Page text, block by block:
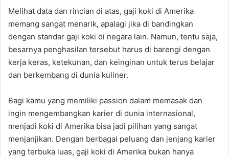
Melihat data dan rincian di atas, gaji koki di Amerika
memang sangat menarik, apalagi jika di bandingkan
dengan standar gaji koki di negara lain. Namun, tentu saja,
besarnya penghasilan tersebut harus di barengi dengan
kerja keras, ketekunan, dan keinginan untuk terus belajar
dan berkembang di dunia kuliner.
Bagi kamu yang memiliki passion dalam memasak dan
ingin mengembangkan karier di dunia internasional,
menjadi koki di Amerika bisa jadi pilihan yang sangat
menjanjikan. Dengan berbagai peluang dan jenjang karier
yang terbuka luas, gaji koki di Amerika bukan hanya